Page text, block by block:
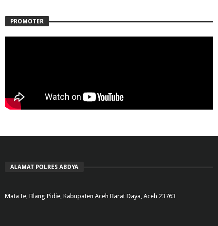
PROMOTER
ALAMAT POLRES ABDYA
Mata Ie, Blang Pidie, Kabupaten Aceh Barat Daya, Aceh 23763